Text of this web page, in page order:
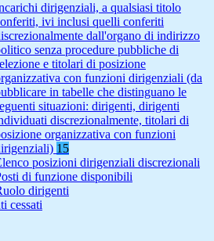
dirigenziali, a qualsiasi titolo
ivi inclusi quelli conferiti
dall'organo di indirizzo
senza procedure pubbliche di
e titolari di posizione
con funzioni dirigenziali (da
in tabelle che distinguano le
situazioni: dirigenti, dirigenti
discrezionalmente, titolari di
organizzativa con funzioni
15
posizioni dirigenziali discrezionali
di funzione disponibili
dirigenti
cessati